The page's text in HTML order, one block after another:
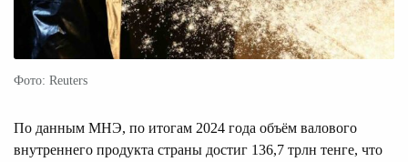
Фото: Reuters
По данным МНЭ, по итогам 2024 года объём валового
внутреннего продукта страны достиг 136,7 трлн тенге, что